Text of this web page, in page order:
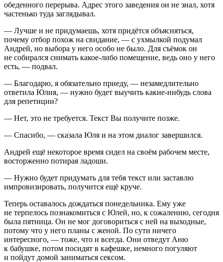
обеденного перерыва. Адрес этого заведения он не знал, хотя
частенько туда заглядывал.
— Лучше и не придумаешь, хотя придётся объясняться,
почему отбор похож на свидание, — с ухмылкой подумал
Андрей, но выбора у него особо не было. Для съёмок он
не собирался снимать какое-либо помещение, ведь оно у него
есть, — подвал.
— Благодарю, я обязательно приеду, — незамедлительно
ответила Юлия, — нужно будет выучить какие-нибудь слова
для репетиции?
— Нет, это не требуется. Текст Вы получите позже.
— Спасибо, — сказала Юля и на этом диалог завершился.
Андрей ещё некоторое время сидел на своём рабочем месте,
восторженно потирая ладоши.
— Нужно будет придумать для тебя текст или заставлю
импровизировать, получится ещё круче.
Теперь оставалось дождаться понедельника. Ему уже
не терпелось познакомиться с Юлей, но, к сожалению, сегодня
была пятница. Он не мог договориться с ней на выходные,
потому что у него планы с женой. По сути ничего
интересного, — тоже, что и всегда. Они отведут Аню
к бабушке, потом посидят в кафешке, немного погуляют
и пойдут домой заниматься сексом.